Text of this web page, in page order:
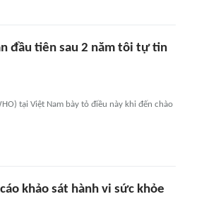
đầu tiên sau 2 năm tôi tự tin
tại Việt Nam bày tỏ điều này khi đến chào
khảo sát hành vi sức khỏe